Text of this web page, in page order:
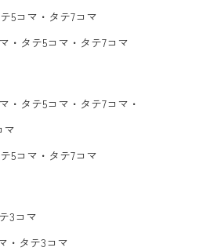
5コマ ・ タテ7コマ
・ タテ5コマ ・ タテ7コマ
・ タテ5コマ ・ タテ7コマ ・
マ
5コマ ・ タテ7コマ
3コマ
・ タテ3コマ